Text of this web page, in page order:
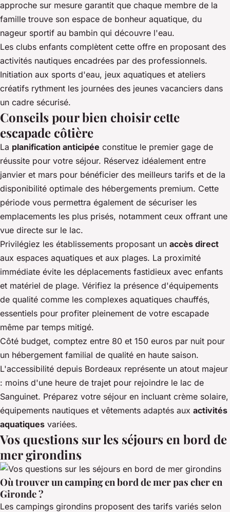
approche sur mesure garantit que chaque membre de la
famille trouve son espace de bonheur aquatique, du
nageur sportif au bambin qui découvre l'eau.
Les clubs enfants complètent cette offre en proposant des
activités nautiques encadrées par des professionnels.
Initiation aux sports d'eau, jeux aquatiques et ateliers
créatifs rythment les journées des jeunes vacanciers dans
un cadre sécurisé.
Conseils pour bien choisir cette
escapade côtière
La planification anticipée constitue le premier gage de
réussite pour votre séjour. Réservez idéalement entre
janvier et mars pour bénéficier des meilleurs tarifs et de la
disponibilité optimale des hébergements premium. Cette
période vous permettra également de sécuriser les
emplacements les plus prisés, notamment ceux offrant une
vue directe sur le lac.
Privilégiez les établissements proposant un accès direct
aux espaces aquatiques et aux plages. La proximité
immédiate évite les déplacements fastidieux avec enfants
et matériel de plage. Vérifiez la présence d'équipements
de qualité comme les complexes aquatiques chauffés,
essentiels pour profiter pleinement de votre escapade
même par temps mitigé.
Côté budget, comptez entre 80 et 150 euros par nuit pour
un hébergement familial de qualité en haute saison.
L'accessibilité depuis Bordeaux représente un atout majeur
: moins d'une heure de trajet pour rejoindre le lac de
Sanguinet. Préparez votre séjour en incluant crème solaire,
équipements nautiques et vêtements adaptés aux activités
aquatiques variées.
Vos questions sur les séjours en bord de
mer girondins
Où trouver un camping en bord de mer pas cher en
Gironde ?
Les campings girondins proposent des tarifs variés selon